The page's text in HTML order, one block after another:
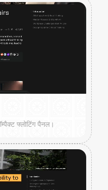
फ्लोटिंग पैनल।